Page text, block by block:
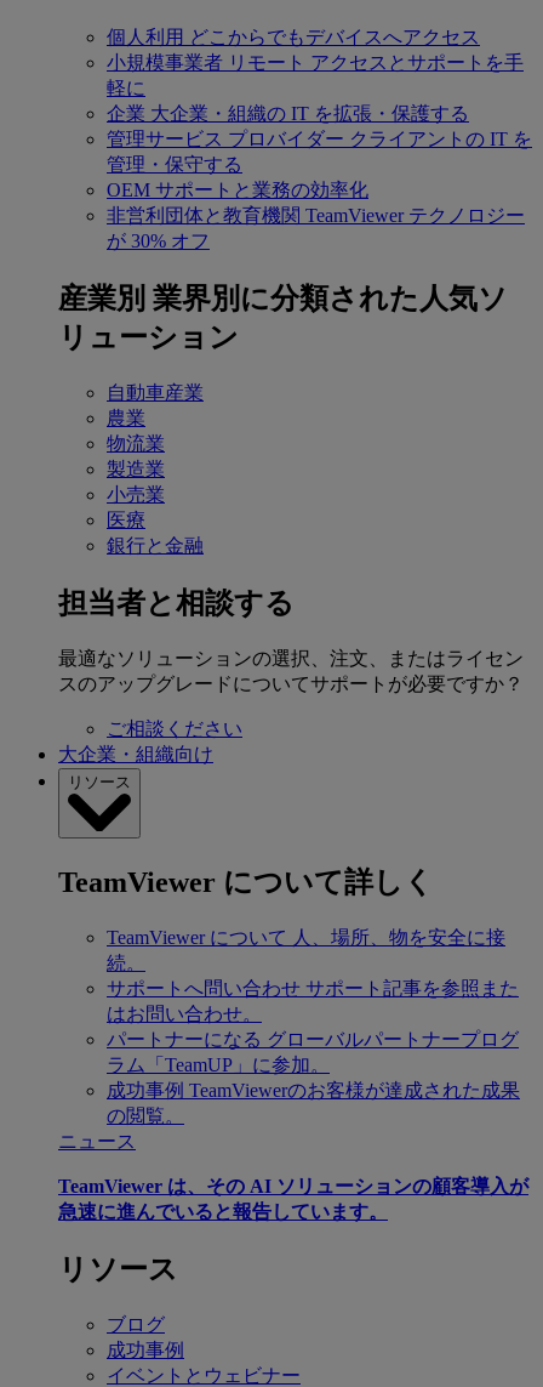
個人利用 どこからでもデバイスへアクセス
小規模事業者 リモート アクセスとサポートを手
軽に
企業 大企業・組織の IT を拡張・保護する
管理サービス プロバイダー クライアントの IT を
管理・保守する
OEM サポートと業務の効率化
非営利団体と教育機関 TeamViewer テクノロジー
が 30% オフ
産業別 業界別に分類された人気ソ
リューション
自動車産業
農業
物流業
製造業
小売業
医療
銀行と金融
担当者と相談する
最適なソリューションの選択、注文、またはライセン
スのアップグレードについてサポートが必要ですか？
ご相談ください
大企業・組織向け
リソース
TeamViewer について詳しく
TeamViewer について 人、場所、物を安全に接
続。
サポートへ問い合わせ サポート記事を参照また
はお問い合わせ。
パートナーになる グローバルパートナープログ
ラム「TeamUP」に参加。
成功事例 TeamViewerのお客様が達成された成果
の閲覧。
ニュース
TeamViewer は、その AI ソリューションの顧客導入が
急速に進んでいると報告しています。
リソース
ブログ
成功事例
イベントとウェビナー